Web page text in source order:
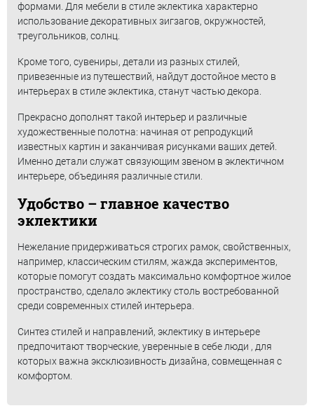
формами. Для мебели в стиле эклектика характерно
использование декоративных зигзагов, окружностей,
треугольников, солнц.
Кроме того, сувениры, детали из разных стилей,
привезенные из путешествий, найдут достойное место в
интерьерах в стиле эклектика, станут частью декора.
Прекрасно дополнят такой интерьер и различные
художественные полотна: начиная от репродукций
известных картин и заканчивая рисунками ваших детей.
Именно детали служат связующим звеном в эклектичном
интерьере, объединяя различные стили.
Удобство – главное качество
эклектики
Нежелание придерживаться строгих рамок, свойственных,
например, классическим стилям, жажда экспериментов,
которые помогут создать максимально комфортное жилое
пространство, сделало эклектику столь востребованной
среди современных стилей интерьера.
Синтез стилей и направлений, эклектику в интерьере
предпочитают творческие, уверенные в себе люди , для
которых важна эксклюзивность дизайна, совмещенная с
комфортом.